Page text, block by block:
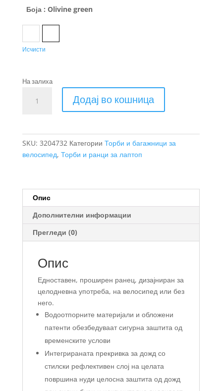
Боја : Olivine green
Исчисти
На залиха
Paramount
Додај во кошница
SKU: 3204732 Категории Торби и багажници за
велосипед, Торби и ранци за лаптоп
Опис
Дополнителни информации
Прегледи (0)
Опис
Едноставен, проширен ранец, дизајниран за
целодневна употреба, на велосипед или без
него.
Водоотпорните материјали и обложени
патенти обезбедуваат сигурна заштита од
временските услови
Интегрираната прекривка за дожд со
стилски рефлективен слој на целата
површина нуди целосна заштита од дожд